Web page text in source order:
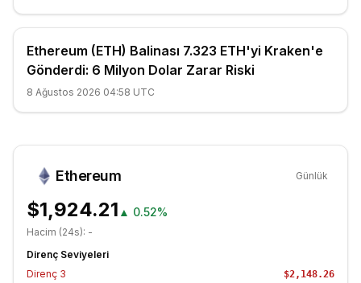
Ethereum (ETH) Balinası 7.323 ETH'yi Kraken'e
Gönderdi: 6 Milyon Dolar Zarar Riski
8 Ağustos 2026 04:58 UTC
Ethereum Günlük
$1,924.21 ▲ 0.52%
Hacim (24s): -
Direnç Seviyeleri
Direnç 3 $2,148.26